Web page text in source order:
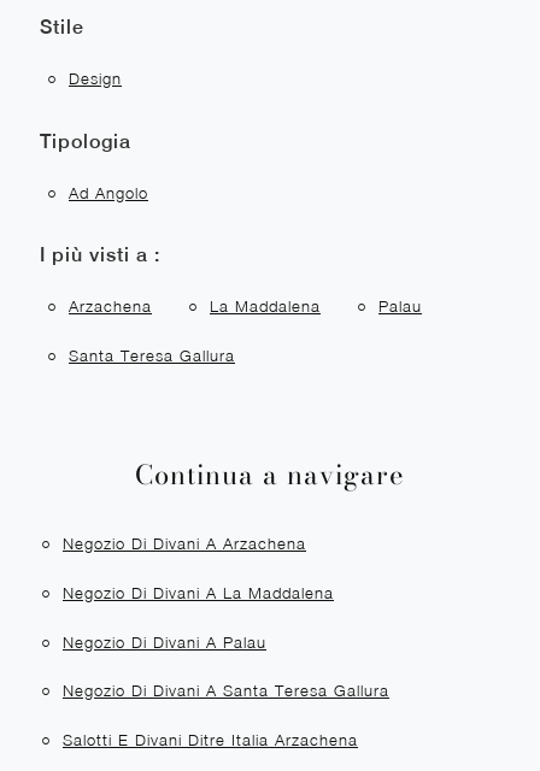
Stile
Design
Tipologia
Ad Angolo
I più visti a :
Arzachena La Maddalena Palau
Santa Teresa Gallura
Continua a navigare
Negozio Di Divani A Arzachena
Negozio Di Divani A La Maddalena
Negozio Di Divani A Palau
Negozio Di Divani A Santa Teresa Gallura
Salotti E Divani Ditre Italia Arzachena